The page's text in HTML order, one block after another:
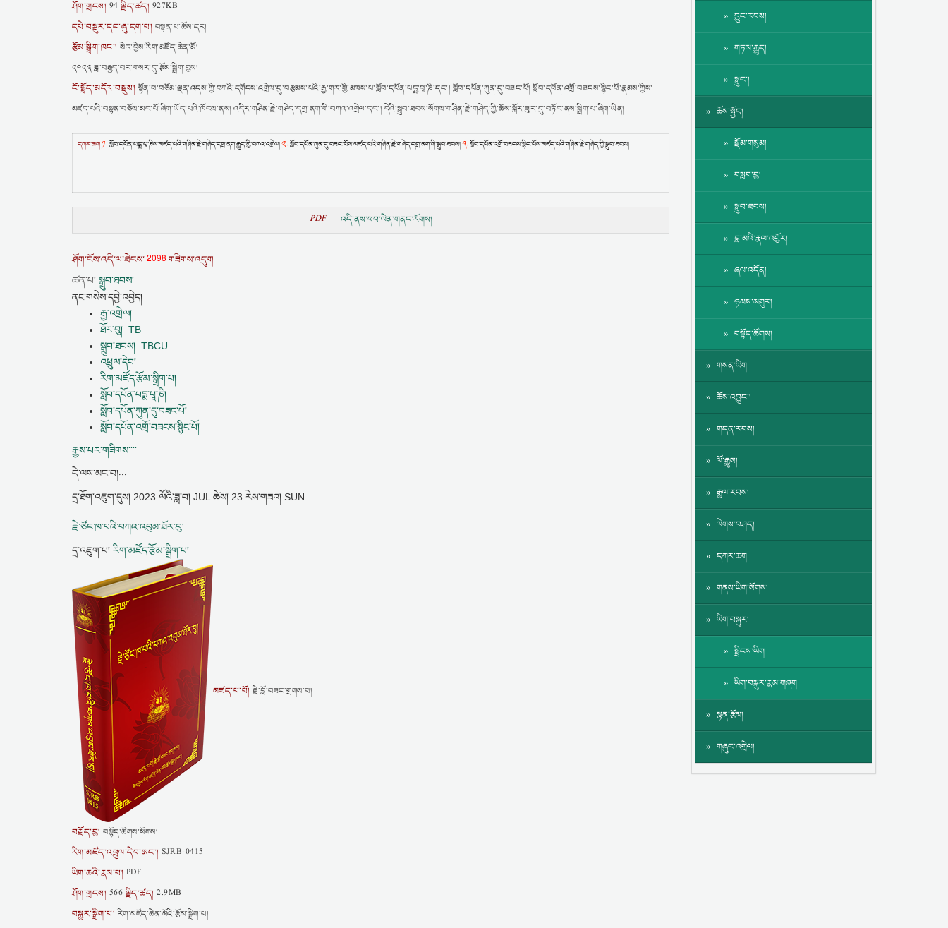
ཤོག་གྲངས། 94 ལྗིད་ཚད། 927KB
དཔེ་བསྡུར་དང་ཞུ་དག་པ། བསྟན་པ་ཆོས་དར།
རྩོམ་སྒྲིག་ཁང་། སེར་བྱེས་རིག་མཛོད་ཆེན་མོ།
༢༠༢༣ ཟླ་བརྒྱད་པར་གསར་དུ་རྩོམ་སྒྲིག་བྱས།
ངོ་སྤྲོད་མདོར་བསྡུས། སྟོན་པ་བཅོམ་ལྡན་འདས་ཀྱི་བཀའི་དགོངས་འགྲེལ་དུ་བརྩམས་པའི་རྒྱ་གར་གྱི་མཁས་པ་སློབ་དཔོན་པདྨ་པཱ་ཎི་དང་། སློབ་དཔོན་ཀུན་དུ་བཟང་པོ། སློབ་དཔོན་འགྲོ་བཟངས་སྙིང་པོ་རྣམས་ཀྱིས་
མཛད་པའི་བསྟན་བཅོས་མང་པོ་ཞིག་ཡོད་པའི་ཁོངས་ནས། འདིར་གཤིན་རྗེ་གཤེད་དགྲ་ནག་གི་བཀའ་འགྲེལ་དང་། དེའི་སྒྲུབ་ཐབས་སོགས་གཤིན་རྗེ་གཤེད་ཀྱི་ཆོས་སྐོར་ཟུར་དུ་བཏོང་ནས་སྒྲིག་པ་ཞིག་ཡིན།
དཀར་ཆག༡. སློབ་དཔོན་པདྨ་པཱ་ཎིས་མཛད་པའི་གཤིན་རྗེ་གཤེད་དགྲ་ནག་རྒྱུད་ཀྱི་བཀའ་འགྲེལ།༢. སློབ་དཔོན་ཀུན་དུ་བཟང་པོས་མཛད་པའི་གཤིན་རྗེ་གཤེད་དགྲ་ནག་གི་སྒྲུབ་ཐབས།༣. སློབ་དཔོན་འགྲོ་བཟངས་སྙིང་པོས་མཛད་པའི་གཤིན་རྗེ་གཤེད་ཀྱི་སྒྲུབ་ཐབས།
PDF འདི་ནས་ཕབ་ལེན་གནང་རོགས།
ཤོག་ངོས་འདི་ལ་ཐེངས་2098 གཟིགས་འདུག
ཚན་པ། སྒྲུབ་ཐབས།
ནང་གསེས་དབྱེ་འབྱེད།
རྒྱ་འགྲེལ།
ཐོར་བུ།_TB
སྒྲུབ་ཐབས།_TBCU
འཕྲུལ་དེབ།
རིག་མཛོད་རྩོམ་སྒྲིག་པ།
སློབ་དཔོན་པདྨ་པཱ་ཎི།
སློབ་དཔོན་ཀུན་དུ་བཟང་པོ།
སློབ་དཔོན་འགྲོ་བཟངས་སྙིང་པོ།
རྒྱས་པར་གཟིགས་་་་
དེ་ལས་མང་བ།...
དྲ་ཐོག་འཇུག་དུས། 2023 ལོའི་ཟླ་བ། JUL ཚེས། 23 རེས་གཟའ། SUN
རྗེ་ཙོང་ཁ་པའི་བཀའ་འབུམ་ཐོར་བུ།
དྲ་འཇུག་པ། རིག་མཛོད་རྩོམ་སྒྲིག་པ།
མཛད་པ་པོ། རྗེ་བློ་བཟང་གྲགས་པ།
བརྗོད་བྱ། བསྟོད་ཚོགས་སོགས།
རིག་མཛོད་འཕྲུལ་དེབ་ཨང་། SJRB-0415
ཡིག་ཆའི་རྣམ་པ། PDF
ཤོག་གྲངས། 566 ལྗིད་ཚད། 2.9MB
བསྐྱར་སྒྲིག་པ། རིག་མཛོད་ཆེན་མོའི་རྩོམ་སྒྲིག་པ།
བྱུང་རབས།
གཏམ་རྒྱུད།
སྒྲུང་།
ཆོས་སྤྱོད།
སྡོམ་གསུམ།
བསླབ་བྱ།
སྒྲུབ་ཐབས།
བླ་མའི་རྣལ་འབྱོར།
ཞལ་འདོན།
ཉམས་མགུར།
བསྟོད་ཚོགས།
གསན་ཡིག
ཆོས་འབྱུང་།
གདན་རབས།
ལོ་རྒྱུས།
རྒྱལ་རབས།
ལེགས་བཤད།
དཀར་ཆག
གནས་ཡིག་སོགས།
ཡིག་བསྐུར།
སྤྲིངས་ཡིག
ཡིག་བསྐུར་རྣམ་གཞག
སྙན་རྩོམ།
གཞུང་འགྲེལ།